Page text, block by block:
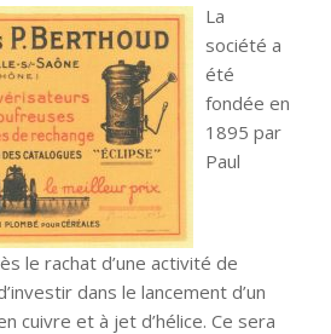
La
société a
été
fondée en
1895 par
Paul
le rachat d’une activité de
dans le lancement d’un
cuivre et à jet d’hélice. Ce sera